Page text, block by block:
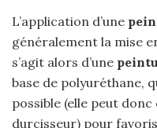
L’application d’une
généralement la mise
s’agit alors d’une
base de polyuréthane,
possible (elle peut donc
durcisseur) pour